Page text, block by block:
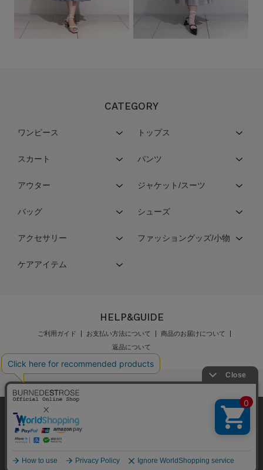
CATEGORY
ワンピース トップス
スカート パンツ
アウター ジャケット/スーツ
バッグ シューズ
アクセサリー ファッショングッズ/小物
ケアアイテム
HELP&GUIDE
ご利用ガイド お支払い方法について
商品のお届けについて
返品について
メンバーズポイントプログラム規約
特定商取引法に基づく表示
個人情報保護指針
Copyright © BURNEDESTROSE Japan Limited All Rights Reserved.
弊社はCookieを利用し、Webの利便性向上に努め
ております。「承諾する」をクリックしていただ
くと、お客様に最適な内容を提供することが可能
ご覧ください。
承諾する